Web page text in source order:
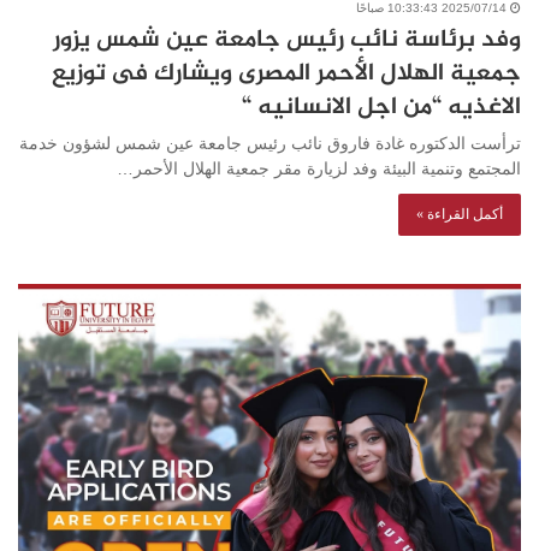
2025/07/14 10:33:43 صباحًا
وفد برئاسة نائب رئيس جامعة عين شمس يزور
جمعية الهلال الأحمر المصرى ويشارك فى توزيع
الاغذيه “من اجل الانسانيه “
ترأست الدكتوره غادة فاروق نائب رئيس جامعة عين شمس لشؤون خدمة
المجتمع وتنمية البيئة وفد لزيارة مقر جمعية الهلال الأحمر…
أكمل القراءة »